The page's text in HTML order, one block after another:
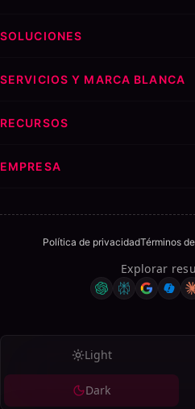
SOLUCIONES
SERVICIOS Y MARCA BLANCA
RECURSOS
EMPRESA
Política de privacidadTérminos
Explorar
Light
Dark